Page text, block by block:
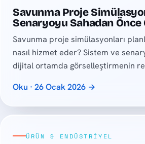
Savunma Proje
Senaryoyu Sahadan Önce
Savunma proje simülasyonları
nasıl hizmet eder? Sistem ve
dijital ortamda görselleştirmenin
Oku · 26 Ocak 2026 →
ÜRÜN & ENDÜSTRIYEL